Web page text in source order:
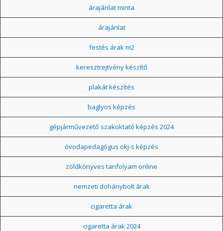
árajánlat minta
árajánlat
festés árak m2
keresztrejtvény készítő
plakát készítés
baglyos képzés
gépjárművezető szakoktató képzés 2024
óvodapedagógus okj-s képzés
zöldkönyves tanfolyam online
nemzeti dohánybolt árak
cigaretta árak
cigaretta árak 2024